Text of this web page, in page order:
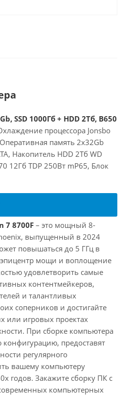
SSD 1000Гб + HDD 2Тб, B650
процессора Jonsbo
память 2x32Gb
Накопитель HDD 2Тб WD
12Гб TDP 250Вт mP65, Блок
7 8700F– это мощный 8-
выпущенный в 2024
повышаться до 5 ГГц в
мощи и воплощение
удовлетворить самые
контентмейкеров,
и талантливых
соперников и достигайте
или игровых проектах
При сборке компьютера
предоставят
регулярного
вашему компьютеру
годов. Закажите сборку ПК с
компьютерных